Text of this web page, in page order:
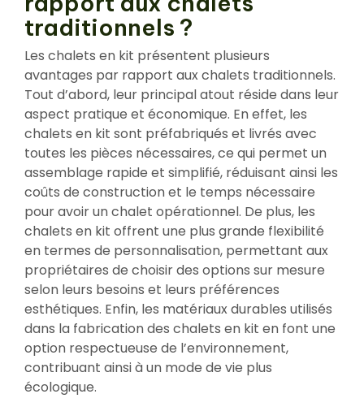
traditionnels ?
Les chalets en kit présentent plusieurs
avantages par rapport aux chalets traditionnels.
Tout d’abord, leur principal atout réside dans leur
aspect pratique et économique. En effet, les
chalets en kit sont préfabriqués et livrés avec
toutes les pièces nécessaires, ce qui permet un
assemblage rapide et simplifié, réduisant ainsi les
coûts de construction et le temps nécessaire
pour avoir un chalet opérationnel. De plus, les
chalets en kit offrent une plus grande flexibilité
en termes de personnalisation, permettant aux
propriétaires de choisir des options sur mesure
selon leurs besoins et leurs préférences
esthétiques. Enfin, les matériaux durables utilisés
dans la fabrication des chalets en kit en font une
option respectueuse de l’environnement,
contribuant ainsi à un mode de vie plus
écologique.